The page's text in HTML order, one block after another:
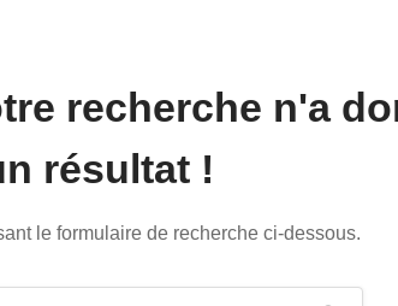
recherche n'a
résultat !
le formulaire de recherche ci-dessous.